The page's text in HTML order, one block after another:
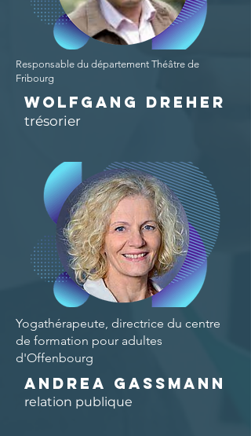
Responsable du département Théâtre de
Fribourg
Wolfgang Dreher
trésorier
Yogathérapeute, directrice du centre
de formation pour adultes
d'Offenbourg
Andrea Gassmann
relation publique